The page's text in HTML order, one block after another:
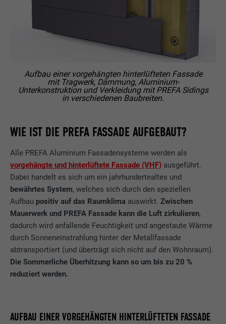
WIE IST DIE PREFA FASSADE AUFGEBAUT?
Alle PREFA Aluminium Fassadensysteme werden als
vorgehängte und hinterlüftete Fassade (VHF) ausgeführt.
Dabei handelt es sich um ein jahrhundertealtes und
bewährtes System, welches sich durch den speziellen
Aufbau positiv auf das Raumklima auswirkt.Zwischen
Mauerwerk und PREFA Fassade kann die Luft zirkulieren,
dadurch wird anfallende Feuchtigkeit und angestaute Wärme
durch Sonneneinstrahlung hinter der Metallfassade
abtransportiert (und überträgt sich nicht auf den Wohnraum).
Die Sommerliche Überhitzung kann so um bis zu 20 %
reduziert werden.
Aufbau einer vorgehängten hinterlüfteten Fassade
mit Tragwerk, Dämmung, Aluminium-
Unterkonstruktion und Verkleidung mit PREFA Sidings
in verschiedenen Baubreiten.
AUFBAU EINER VORGEHÄNGTEN HINTERLÜFTETEN FASSADE